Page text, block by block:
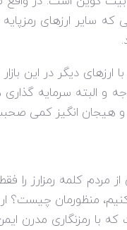
که سایر ارزهای
دیگر در این بازار
و البته سرمایه گذاری
و هیجان انگیز کمی
مردم کلمه رمزارز را
منظورمان چیست؟
با رمزنگاری مدرن